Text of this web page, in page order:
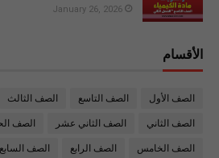
January 26, 2026
الأقسام
الصف الأول الصف التاسع الصف الثالث
الصف الثاني الصف الثاني عشر الصف
الصف الخامس الصف الرابع الصف السابع